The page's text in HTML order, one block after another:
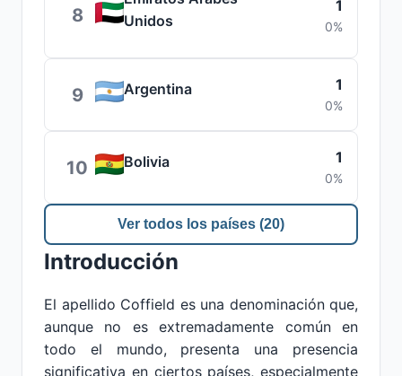
8
Unidos
1
0%
9 Argentina 1
0%
10 Bolivia 1
0%
Ver todos los países (20)
Introducción
El apellido Coffield es una denominación que,
aunque no es extremadamente común en
todo el mundo, presenta una presencia
significativa en ciertos países, especialmente